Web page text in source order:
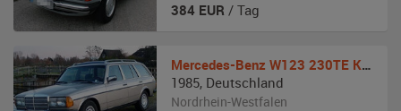
384 EUR / Tag
Mercedes-Benz W123 230TE Kombi
1985, Deutschland
Nordrhein-Westfalen